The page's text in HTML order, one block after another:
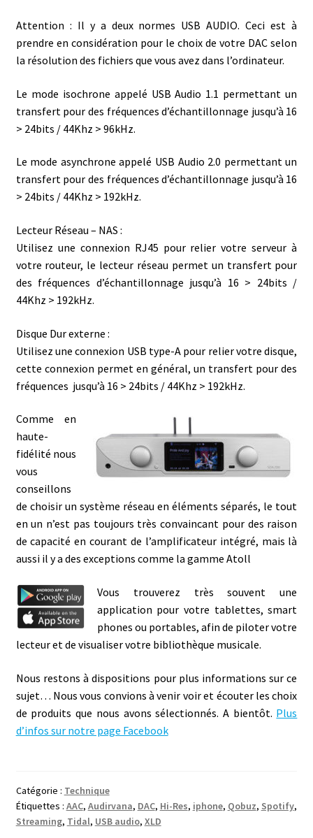
Attention : Il y a deux normes USB AUDIO. Ceci est à
prendre en considération pour le choix de votre DAC selon
la résolution des fichiers que vous avez dans l’ordinateur.
Le mode isochrone appelé USB Audio 1.1 permettant un
transfert pour des fréquences d’échantillonnage jusqu’à 16
> 24bits / 44Khz > 96kHz.
Le mode asynchrone appelé USB Audio 2.0 permettant un
transfert pour des fréquences d’échantillonnage jusqu’à 16
> 24bits / 44Khz > 192kHz.
Lecteur Réseau – NAS :
Utilisez une connexion RJ45 pour relier votre serveur à
votre routeur, le lecteur réseau permet un transfert pour
des fréquences d’échantillonnage jusqu’à 16 > 24bits /
44Khz > 192kHz.
Disque Dur externe :
Utilisez une connexion USB type-A pour relier votre disque,
cette connexion permet en général, un transfert pour des
fréquences jusqu’à 16 > 24bits / 44Khz > 192kHz.
Comme en
haute-
fidélité nous
vous
conseillons
de choisir un système réseau en éléments séparés, le tout
en un n’est pas toujours très convaincant pour des raison
de capacité en courant de l’amplificateur intégré, mais là
aussi il y a des exceptions comme la gamme Atoll
Vous trouverez très souvent une
application pour votre tablettes, smart
phones ou portables, afin de piloter votre
lecteur et de visualiser votre bibliothèque musicale.
Nous restons à dispositions pour plus informations sur ce
sujet… Nous vous convions à venir voir et écouter les choix
de produits que nous avons sélectionnés. A bientôt. Plus
d’infos sur notre page Facebook
Catégorie : Technique
Étiquettes : AAC, Audirvana, DAC, Hi-Res, iphone, Qobuz, Spotify,
Streaming, Tidal, USB audio, XLD